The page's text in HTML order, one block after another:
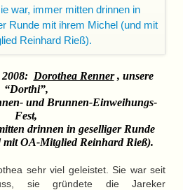
Dorothea Renner, unsere
“Dorthi”,
und Brunnen-Einweihungs-
Fest,
drinnen in geselliger Runde
OA-Mitglied Reinhard Rieß).
sehr viel geleistet. Sie war seit
sie gründete die Jareker